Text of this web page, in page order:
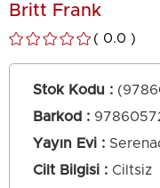
Britt Frank
0.0
Stok Kodu
Barkod :
Yayın Evi
Cilt Bilgisi
Ciltsiz